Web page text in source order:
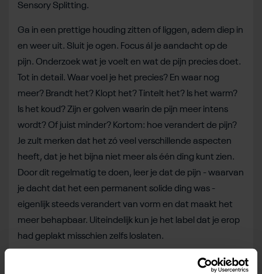
Sensory Splitting.
Ga in een prettige houding zitten of liggen, adem diep in
en weer uit. Sluit je ogen. Focus ál je aandacht op de
pijn. Onderzoek wat je voelt en wat de pijn precies doet.
Tot in detail. Waar voel je het precies? En waar nog
meer? Brandt het? Klopt het? Tintelt het? Is het warm?
Is het koud? Zijn er golven waarin de pijn meer intens
wordt? Of juist minder? Kortom: hoe verandert de pijn?
Je zult merken dat het zó veel verschillende aspecten
heeft, dat je het bijna niet meer als één ding kunt zien.
Door dit regelmatig te doen, leer je dat de pijn - waarvan
je dacht dat het een permanent solide ding was -
eigenlijk steeds verandert van vorm en dat maakt het
meer behapbaar. Uiteindelijk kun je het label dat je erop
had geplakt misschien zelfs loslaten.